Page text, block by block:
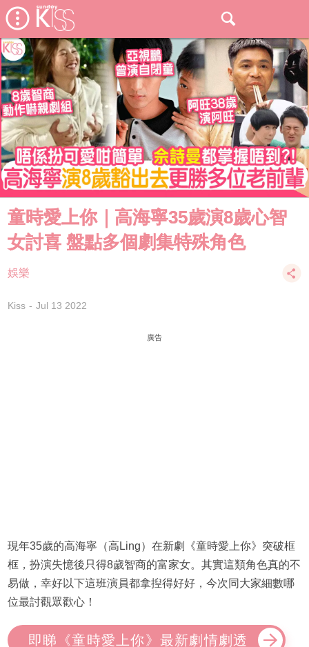
童時愛上你｜高海寧35歲演8歲心智
女討喜 盤點多個劇集特殊角色
娛樂
Kiss Jul 13 2022
廣告
現年35歲的高海寧（高Ling）在新劇《童時愛上你》突破框
框，扮演失憶後只得8歲智商的富家女。其實這類角色真的不
易做，幸好以下這班演員都拿揑得好好，今次同大家細數哪
位最討觀眾歡心！
即睇《童時愛上你》最新劇情劇透